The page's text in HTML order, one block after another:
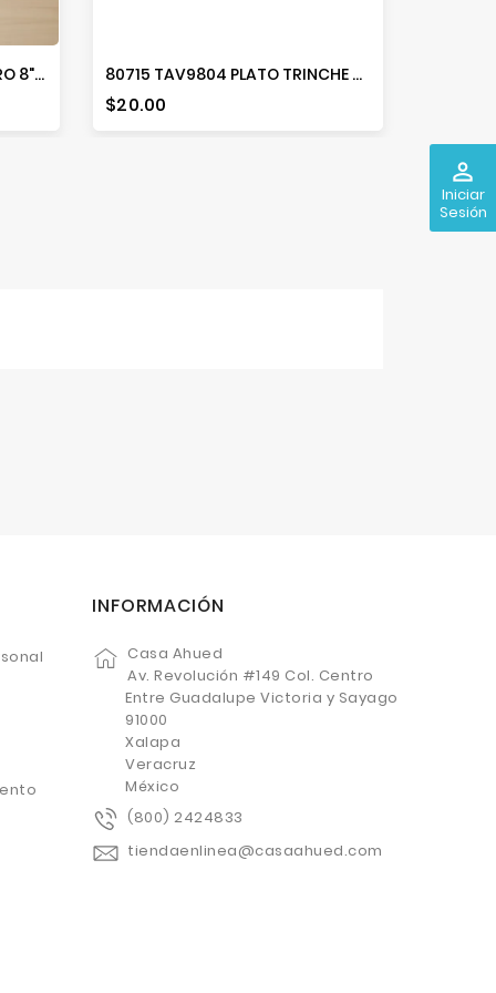
perm_identity
Iniciar
Sesión
003-001-001 PLATO PASTELERO 8" D001 80715 TAV9804 PLATO TRINCHE 9" BEIGE
Precio
$20.00
INFORMACIÓN
Casa Ahued
Av. Revolución #149 Col. Centro
Entre Guadalupe Victoria y Sayago
91000
Xalapa
Veracruz
México
(800) 2424833
tiendaenlinea@casaahued.com